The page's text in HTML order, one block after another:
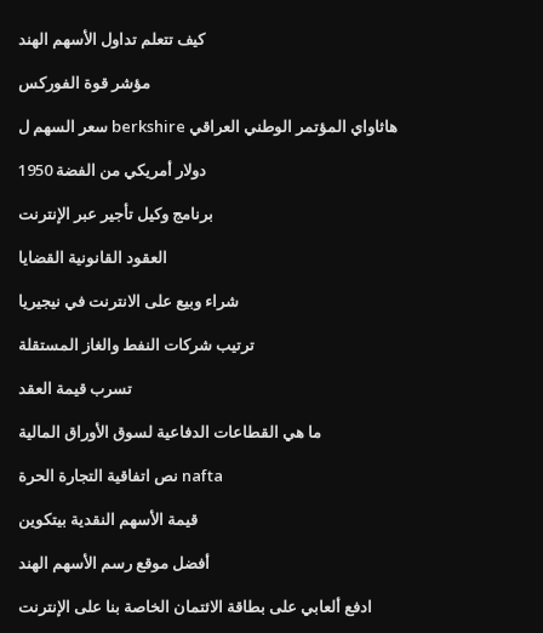
كيف تتعلم تداول الأسهم الهند
مؤشر قوة الفوركس
سعر السهم ل berkshire هاثاواي المؤتمر الوطني العراقي
1950 دولار أمريكي من الفضة
برنامج وكيل تأجير عبر الإنترنت
العقود القانونية القضايا
شراء وبيع على الانترنت في نيجيريا
ترتيب شركات النفط والغاز المستقلة
تسرب قيمة العقد
ما هي القطاعات الدفاعية لسوق الأوراق المالية
نص اتفاقية التجارة الحرة nafta
قيمة الأسهم النقدية بيتكوين
أفضل موقع رسم الأسهم الهند
ادفع ألعابي على بطاقة الائتمان الخاصة بنا على الإنترنت